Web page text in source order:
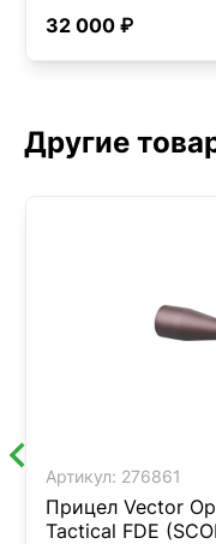
32 000 ₽
Другие
Артикул: 276861
Прицел Vector
Tactical FDE